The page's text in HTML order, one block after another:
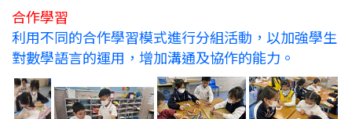
合作學習
利用不同的合作學習模式進行分組活動，以加強學生
對數學語言的運用，增加溝通及協作的能力。